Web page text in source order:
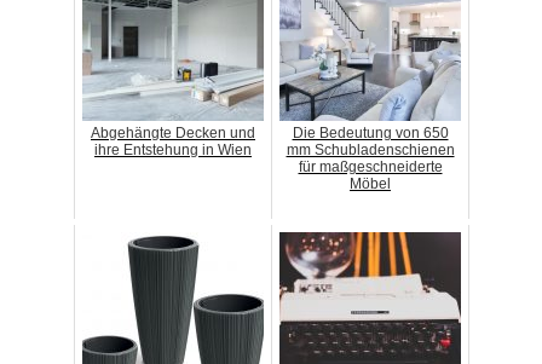
Abgehängte Decken und
ihre Entstehung in Wien
Die Bedeutung von 650
mm Schubladenschienen
für maßgeschneiderte
Möbel